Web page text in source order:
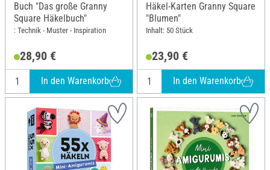
Buch "Das große Granny
Square Häkelbuch"
: Technik - Muster - Inspiration
28,90 €
In den Warenkorb
Häkel-Karten Granny Square
"Blumen"
Inhalt: 50 Stück
23,90 €
In den Warenkorb